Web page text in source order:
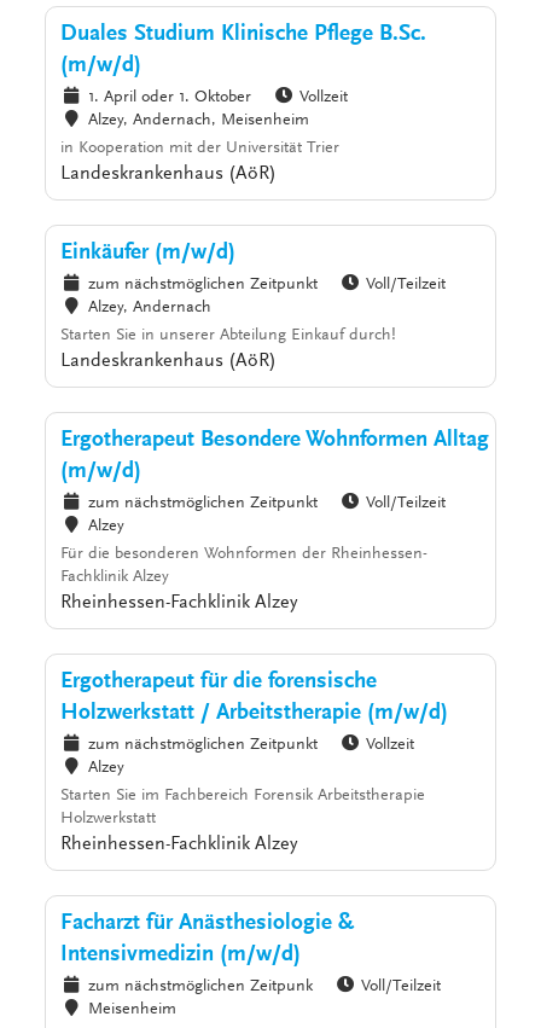
Duales Studium Klinische Pflege B.Sc.
(m/w/d)
1. April oder 1. Oktober
Vollzeit
Alzey, Andernach, Meisenheim
in Kooperation mit der Universität Trier
Landeskrankenhaus (AöR)
Einkäufer (m/w/d)
zum nächstmöglichen Zeitpunkt
Voll/Teilzeit
Alzey, Andernach
Starten Sie in unserer Abteilung Einkauf durch!
Landeskrankenhaus (AöR)
Ergotherapeut Besondere Wohnformen Alltag
(m/w/d)
zum nächstmöglichen Zeitpunkt
Voll/Teilzeit
Alzey
Für die besonderen Wohnformen der Rheinhessen-
Fachklinik Alzey
Rheinhessen-Fachklinik Alzey
Ergotherapeut für die forensische
Holzwerkstatt / Arbeitstherapie (m/w/d)
zum nächstmöglichen Zeitpunkt
Vollzeit
Alzey
Starten Sie im Fachbereich Forensik Arbeitstherapie
Holzwerkstatt
Rheinhessen-Fachklinik Alzey
Facharzt für Anästhesiologie &
Intensivmedizin (m/w/d)
zum nächstmöglichen Zeitpunk
Voll/Teilzeit
Meisenheim